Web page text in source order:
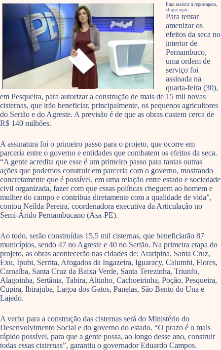
Para assistir à reportagem,
clique aqui
Para tentar
amenizar os
efeitos da seca no
interior de
Pernambuco,
uma ordem de
serviço foi
assinada na
quarta-feira (30),
em Pesqueira, para autorizar a construção de mais de 15 mil novas
cisternas, que irão beneficiar, principalmente, os pequenos agricultores
do Sertão e do Agreste. A previsão é de que as obras custem cerca de
R$ 140 milhões.
A assinatura foi o primeiro passo para o projeto, que ocorre em
parceria entre o governo e entidades que combatem os efeitos da seca.
“A gente acredita que esse é um primeiro passo para tantas outras
ações que podemos construir em parceria com o governo, mostrando
concretamente que é possível, em uma relação entre estado e sociedade
civil organizada, fazer com que essas políticas cheguem ao homem e
mulher do campo e contribua diretamente com a qualidade de vida”,
contou Neílda Pereira, coordenadora executiva da Articulação no
Semi-Árido Pernambucano (Asa-PE).
Ao todo, serão construídas 15,5 mil cisternas, que beneficiarão 87
municípios, sendo 47 no Agreste e 40 no Sertão. Na primeira etapa do
projeto, as obras acontecerão nas cidades de: Araripina, Santa Cruz,
Exu, Ipubi, Serrita, Afogados da Ingazeira, Iguaracy, Calumbi, Flores,
Carnaíba, Santa Cruz da Baixa Verde, Santa Terezinha, Triunfo,
Alagoinha, Sertânia, Tabira, Altinho, Cachoeirinha, Poção, Pesqueira,
Cupira, Ibirajuba, Lagoa dos Gatos, Panelas, São Bento do Una e
Lajedo.
A verba para a construção das cisternas será do Ministério do
Desenvolvimento Social e do governo do estado. “O prazo é o mais
rápido possível, para que a gente possa, ao longo desse ano, construir
todas essas cisternas”, garantiu o governador Eduardo Campos.